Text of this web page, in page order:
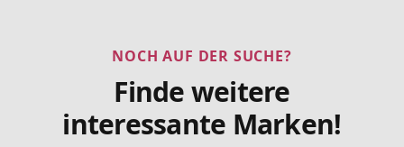
NOCH AUF DER SUCHE?
Finde weitere
interessante Marken!